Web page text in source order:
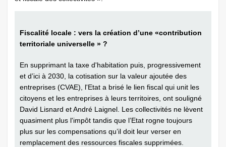
Fiscalité locale : vers la création d’une «contribution
territoriale universelle » ?
En supprimant la taxe d'habitation puis, progressivement
et d’ici à 2030, la cotisation sur la valeur ajoutée des
entreprises (CVAE), l'Etat a brisé le lien fiscal qui unit les
citoyens et les entreprises à leurs territoires, ont souligné
David Lisnard et André Laignel. Les collectivités ne lèvent
quasiment plus l'impôt tandis que l’Etat rogne toujours
plus sur les compensations qu’il doit leur verser en
remplacement des ressources fiscales supprimées.